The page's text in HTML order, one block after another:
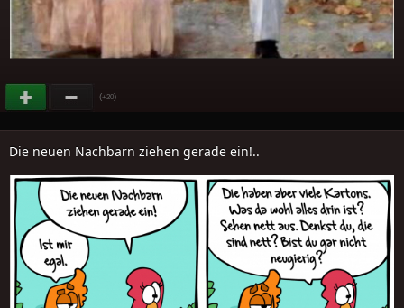
(+20)
Die neuen Nachbarn ziehen gerade ein!..